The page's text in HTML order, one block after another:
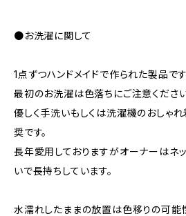
●お洗濯に関して
1点ずつハンドメイドで作られた製品です
最初のお洗濯は色落ちにご注意ください
優しく手洗いもしくは洗濯機のおしゃ
奨です。
長年愛用しておりますがオーナーはネ
いで長持ちしています。
水濡れしたままの放置は色移りの可能